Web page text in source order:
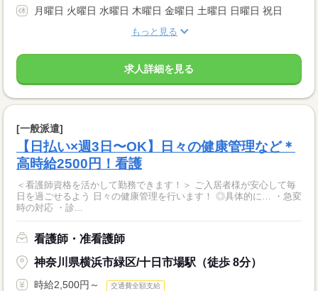
月曜日 火曜日 水曜日 木曜日 金曜日 土曜日 日曜日 祝日
もっと見る
求人詳細を見る
[一般派遣]
【日払い×週3日〜OK】日々の健康管理など＊
高時給2500円！看護
＜看護師資格を活かして勤務できます！＞ ご入居者様が安心して毎
日を過ごせるよう 日々の健康管理を行います！ ◎具体的に… ・急変
時の対応 ・診...
看護師・准看護師
神奈川県横浜市緑区/十日市場駅（徒歩 8分）
時給2,500円～ 交通費全額支給